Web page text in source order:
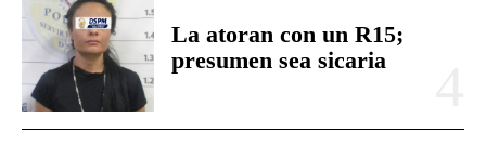
La atoran con un R15;
presumen sea sicaria